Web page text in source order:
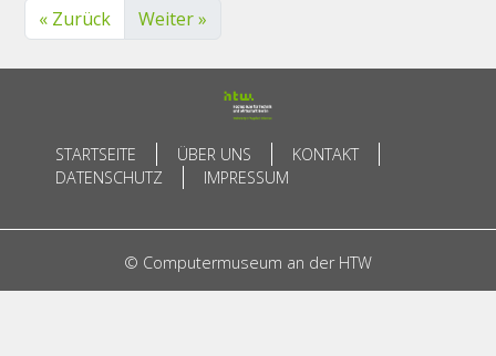
« Zurück Weiter »
STARTSEITE ÜBER UNS
KONTAKT
DATENSCHUTZ
IMPRESSUM
© Computermuseum an der HTW